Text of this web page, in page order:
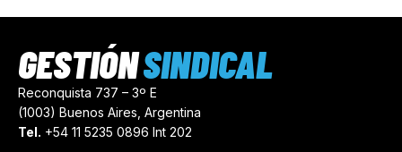
Reconquista 737 – 3º E
(1003) Buenos Aires, Argentina
Tel. +54 11 5235 0896 Int 202
GESTIÓNSINDICAL